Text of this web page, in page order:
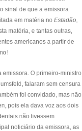
sinal de que a emissora
em matéria no Estadão,
matéria, e tantas outras,
americanos a partir de
O primeiro-ministro
falaram sem censura
foi convidado, mas não
pois ela dava voz aos dois
não tivessem
noticiário da emissora, as